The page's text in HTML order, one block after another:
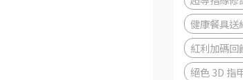
健康餐具送
紅利加碼回
絕色 3D 指